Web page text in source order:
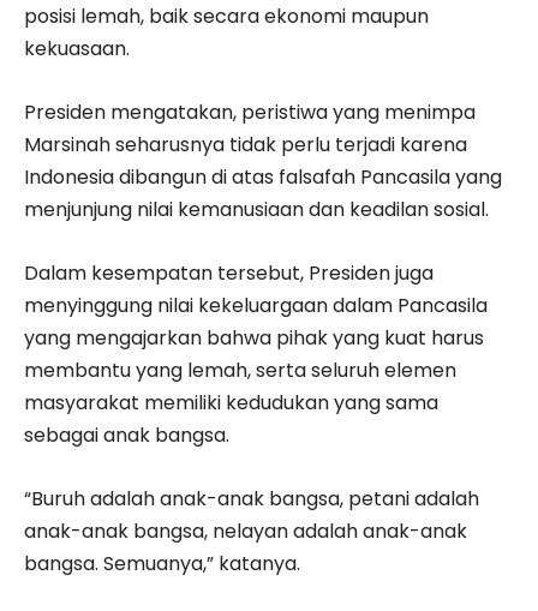
posisi lemah, baik secara ekonomi maupun
kekuasaan.
Presiden mengatakan, peristiwa yang menimpa
Marsinah seharusnya tidak perlu terjadi karena
Indonesia dibangun di atas falsafah Pancasila yang
menjunjung nilai kemanusiaan dan keadilan sosial.
Dalam kesempatan tersebut, Presiden juga
menyinggung nilai kekeluargaan dalam Pancasila
yang mengajarkan bahwa pihak yang kuat harus
membantu yang lemah, serta seluruh elemen
masyarakat memiliki kedudukan yang sama
sebagai anak bangsa.
“Buruh adalah anak-anak bangsa, petani adalah
anak-anak bangsa, nelayan adalah anak-anak
bangsa. Semuanya,” katanya.